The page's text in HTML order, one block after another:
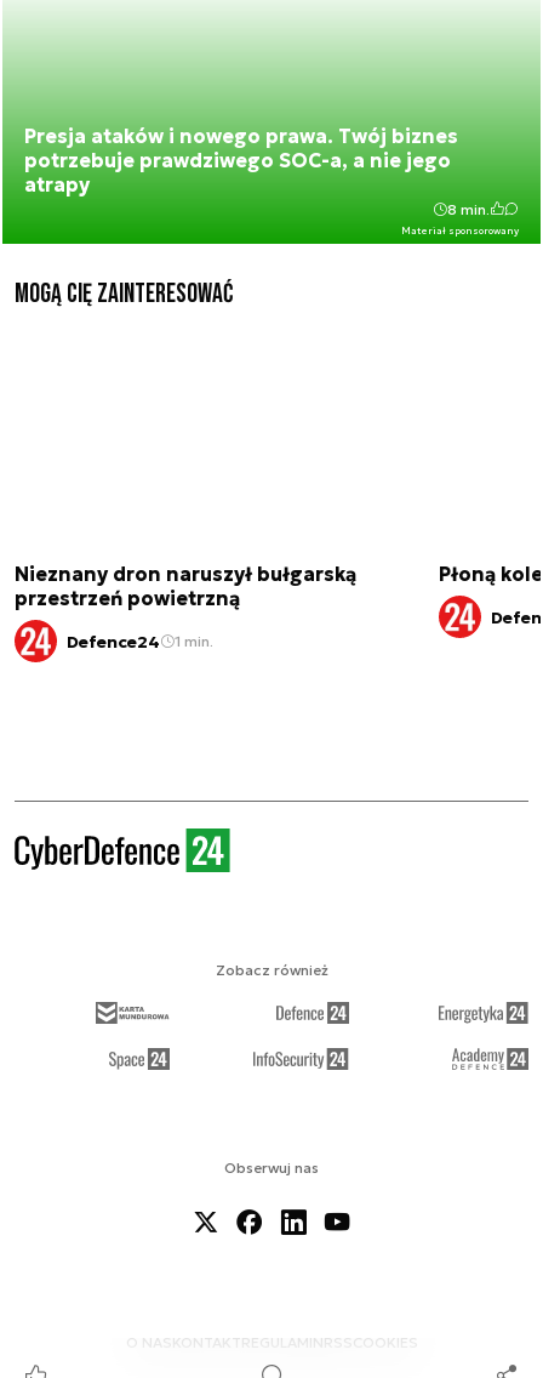
Presja ataków i nowego prawa. Twój biznes
potrzebuje prawdziwego SOC-a, a nie jego
atrapy
Materiał sponsorowany
8 min.
Mogą Cię zainteresować
Nieznany dron naruszył bułgarską
przestrzeń powietrzną
Defence24 1 min.
Płoną
Obserwuj nas
O NAS KONTAKTREGULAMINRSS COOKIES
Zobacz również